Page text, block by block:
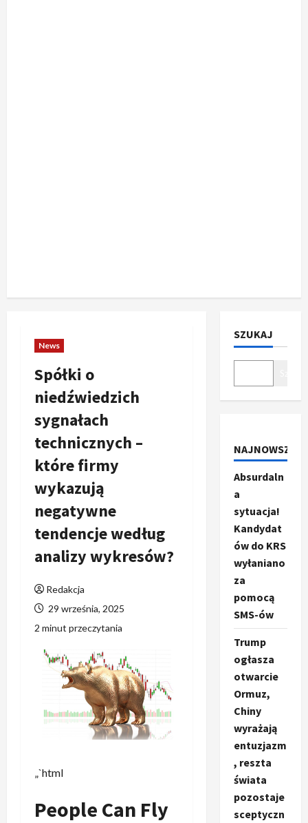
News
Spółki o
niedźwiedzich
sygnałach
technicznych –
które firmy
wykazują
negatywne
tendencje według
analizy wykresów?
Redakcja
29 września, 2025
2 minut przeczytania
„`html
People Can Fly
SZUKAJ
NAJNOWSZE
Absurdaln
a
sytuacja!
Kandydat
ów do KRS
wyłaniano
za
pomocą
SMS-ów
Trump
ogłasza
otwarcie
Ormuz,
Chiny
wyrażają
entuzjazm
, reszta
świata
pozostaje
sceptyczn